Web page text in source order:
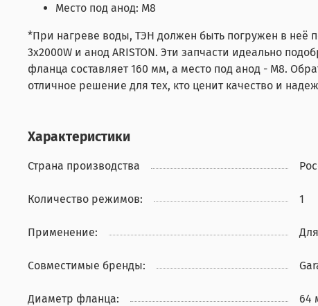
Место под анод: М8
*При нагреве воды, ТЭН должен быть погружен в неё
3x2000W и анод ARISTON. Эти запчасти идеально
фланца составляет 160 мм, а место под анод - М8.
отличное решение для тех, кто ценит качество и
Характеристики
Страна производства
Количество режимов: 1
Применение:
Совместимые бренды:
Диаметр фланца: 64